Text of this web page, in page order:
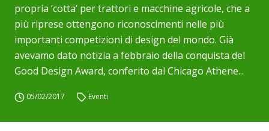
propria ‘cotta’ per trattori e macchine agricole, che a
più riprese ottengono riconoscimenti nelle più
importanti competizioni di design del mondo. Già
avevamo dato notizia a febbraio della conquista del
Good Design Award, conferito dal Chicago Athene...
05/02/2017 Eventi